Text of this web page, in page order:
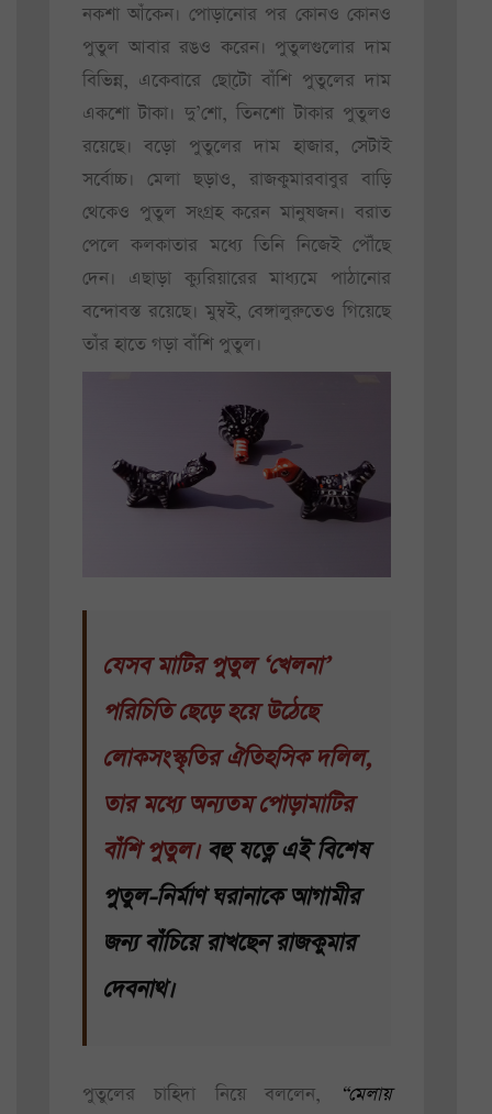
নকশা আঁকেন। পোড়ানোর পর কোনও কোনও
পুতুল আবার রঙও করেন। পুতুলগুলোর দাম
বিভিন্ন, একেবারে ছো্টো বাঁশি পুতুলের দাম
একশো টাকা। দু’শো, তিনশো টাকার পুতুলও
রয়েছে। বড়ো পুতুলের দাম হাজার, সেটাই
সর্বোচ্চ। মেলা ছড়াও, রাজকুমারবাবুর বাড়ি
থেকেও পুতুল সংগ্রহ করেন মানুষজন। বরাত
পেলে কলকাতার মধ্যে তিনি নিজেই পৌঁছে
দেন। এছাড়া ক্যুরিয়ারের মাধ্যমে পাঠানোর
বন্দোবস্ত রয়েছে। মুম্বই, বেঙ্গালুরুতেও গিয়েছে
তাঁর হাতে গড়া বাঁশি পুতুল।
যেসব মাটির পুতুল ‘খেলনা’
পরিচিতি ছেড়ে হয়ে উঠেছে
লোকসংস্কৃতির ঐতিহসিক দলিল,
তার মধ্যে অন্যতম পোড়ামাটির
বাঁশি পুতুল।বহু যত্নে এই বিশেষ
পুতুল-নির্মাণ ঘরানাকে আগামীর
জন্য বাঁচিয়ে রাখছেন রাজকুমার
দেবনাথ।
পুতুলের চাহিদা নিয়ে বললেন,
“মেলায়